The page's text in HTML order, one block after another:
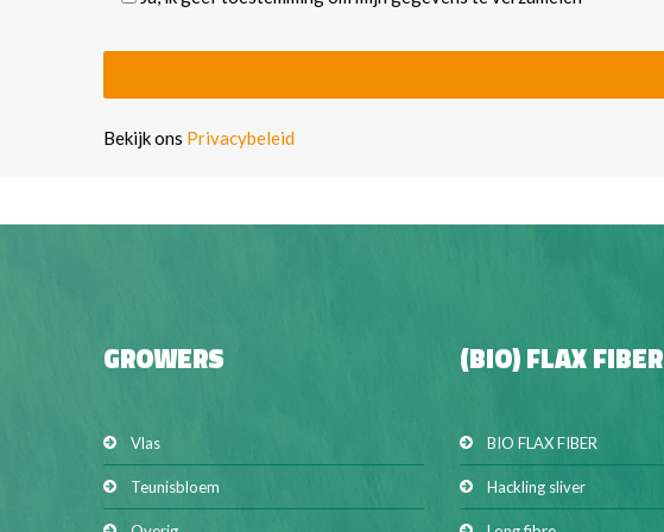
Bekijk ons Privacybeleid
GROWERS
Vlas
Teunisbloem
(BIO) FLAX FIBER
BIO FLAX FIBER
Hackling sliver